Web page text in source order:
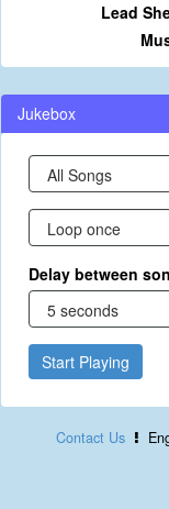
Lead
Jukebox
Delay between
Start Playing
Contact Us